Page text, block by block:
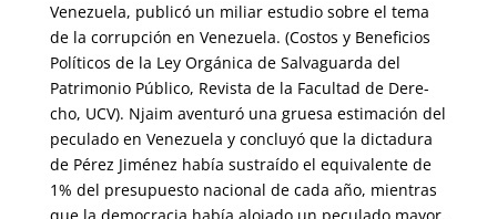
Venezuela, publicó un miliar estudio sobre el tema
de la co­rrupción en Venezuela. (Costos y Beneficios
Políticos de la Ley Orgánica de Salvaguarda del
Patrimonio Público, Revista de la Facultad de Dere­
cho, UCV). Njaim aventuró una gruesa estimación del
peculado en Vene­zuela y concluyó que la dictadura
de Pérez Jiménez había sustraído el equivalente de
1% del presupuesto nacional de cada año, mientras